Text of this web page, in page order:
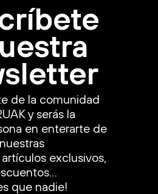
de la comunidad
y serás la
en enterarte de
nuestras
exclusivos,
que nadie!